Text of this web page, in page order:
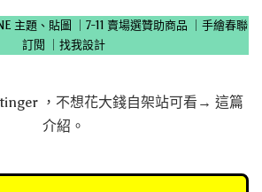
主題、貼圖 7-11 賣場選贊助商品
手繪春聯
訂閱
找我設計
，不想花大錢自架站可看→ 這篇
介紹 。